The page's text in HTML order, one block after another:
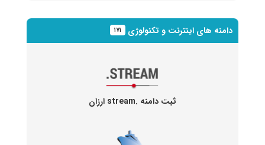
دامنه های اینترنت و تکنولوژی ۱۷۱
ثبت دامنه .stream ارزان